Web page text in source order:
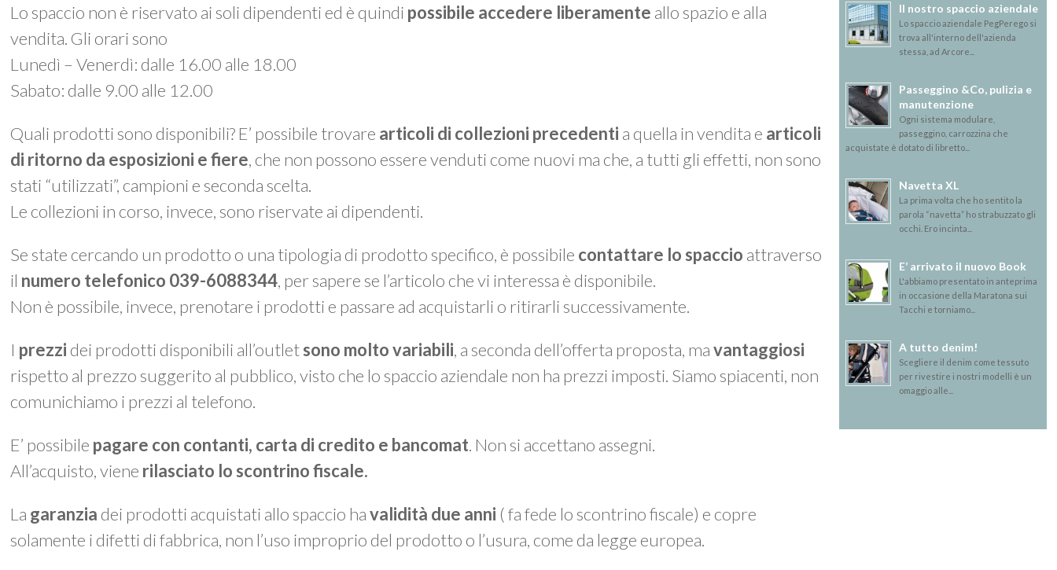
Lo spaccio non è riservato ai soli dipendenti ed è quindi possibile accedere liberamente allo spazio e alla
vendita. Gli orari sono
Lunedì – Venerdì: dalle 16.00 alle 18.00
Sabato: dalle 9.00 alle 12.00
Quali prodotti sono disponibili? E’ possibile trovare articoli di collezioni precedenti a quella in vendita e articoli
di ritorno da esposizioni e fiere, che non possono essere venduti come nuovi ma che, a tutti gli effetti, non sono
stati “utilizzati”, campioni e seconda scelta.
Le collezioni in corso, invece, sono riservate ai dipendenti.
Se state cercando un prodotto o una tipologia di prodotto specifico, è possibile contattare lo spaccio attraverso
il numero telefonico 039-6088344, per sapere se l’articolo che vi interessa è disponibile.
Non è possibile, invece, prenotare i prodotti e passare ad acquistarli o ritirarli successivamente.
I prezzi dei prodotti disponibili all’outletsono molto variabili, a seconda dell’offerta proposta, mavantaggiosi
rispetto al prezzo suggerito al pubblico, visto che lo spaccio aziendale non ha prezzi imposti. Siamo spiacenti, non
comunichiamo i prezzi al telefono.
E’ possibile pagare con contanti, carta di credito e bancomat. Non si accettano assegni.
All’acquisto, viene rilasciato lo scontrino fiscale.
La garanzia dei prodotti acquistati allo spaccio havalidità due anni ( fa fede lo scontrino fiscale) e copre
solamente i difetti di fabbrica, non l’uso improprio del prodotto o l’usura, come da legge europea.
Il nostro spaccio aziendale
Lo spaccio aziendale PegPerego si
trova all'interno dell'azienda
stessa, ad Arcore...
Passeggino &Co, pulizia e
manutenzione
Ogni sistema modulare,
passeggino, carrozzina che
acquistate è dotato di libretto...
Navetta XL
La prima volta che ho sentito la
parola “navetta” ho strabuzzato gli
occhi. Ero incinta...
E’ arrivato il nuovo Book
L'abbiamo presentato in anteprima
in occasione della Maratona sui
Tacchi e torniamo...
A tutto denim!
Scegliere il denim come tessuto
per rivestire i nostri modelli è un
omaggio alle...